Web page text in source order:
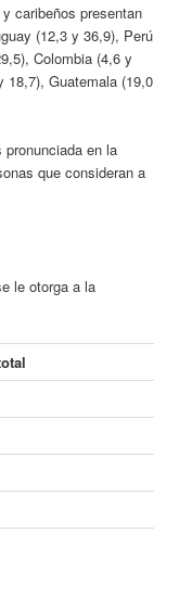
caribeños presentan
(12,3 y 36,9), Perú
Colombia (4,6 y
18,7), Guatemala (19,0
en la
que consideran a
le otorga a la